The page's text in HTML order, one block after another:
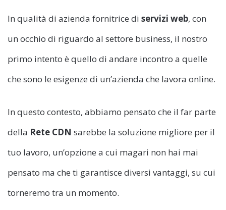
In qualità di azienda fornitrice di servizi web, con
un occhio di riguardo al settore business, il nostro
primo intento è quello di andare incontro a quelle
che sono le esigenze di un’azienda che lavora online.
In questo contesto, abbiamo pensato che il far parte
della Rete CDN sarebbe la soluzione migliore per il
tuo lavoro, un’opzione a cui magari non hai mai
pensato ma che ti garantisce diversi vantaggi, su cui
torneremo tra un momento.